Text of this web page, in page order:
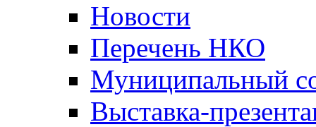
Новости
Перечень НКО
Муниципальный
Выставка-